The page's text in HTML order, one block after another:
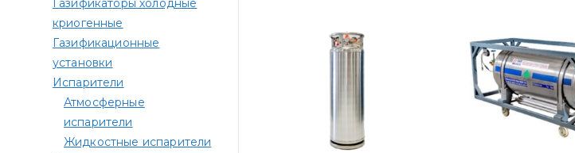
Газификаторы холодные
криогенные
Газификационные
установки
Испарители
Атмосферные
испарители
Жидкостные испарители